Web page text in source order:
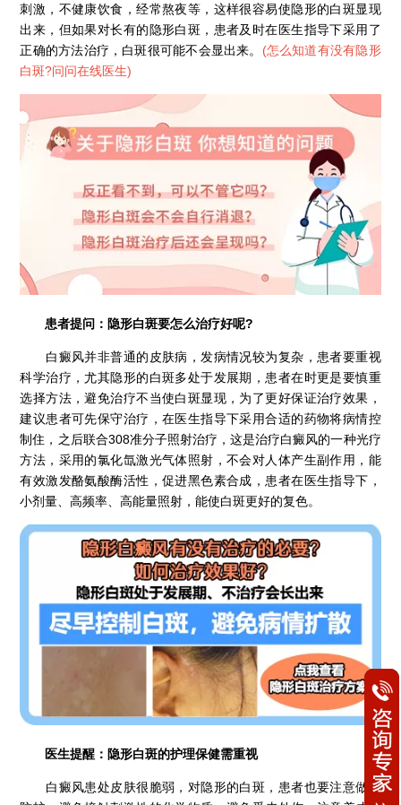
刺激，不健康饮食，经常熬夜等，这样很容易使隐形的白斑显现
出来，但如果对长有的隐形白斑，患者及时在医生指导下采用了
正确的方法治疗，白斑很可能不会显出来。 (怎么知道有没有隐形
白斑?问问在线医生)
患者提问：隐形白斑要怎么治疗好呢?
白癜风并非普通的皮肤病，发病情况较为复杂，患者要重视
科学治疗，尤其隐形的白斑多处于发展期，患者在时更是要慎重
选择方法，避免治疗不当使白斑显现，为了更好保证治疗效果，
建议患者可先保守治疗，在医生指导下采用合适的药物将病情控
制住，之后联合308准分子照射治疗，这是治疗白癜风的一种光疗
方法，采用的氯化氙激光气体照射，不会对人体产生副作用，能
有效激发酪氨酸酶活性，促进黑色素合成，患者在医生指导下，
小剂量、高频率、高能量照射，能使白斑更好的复色。
医生提醒：隐形白斑的护理保健需重视
白癜风患处皮肤很脆弱，对隐形的白斑，患者也要注意做好